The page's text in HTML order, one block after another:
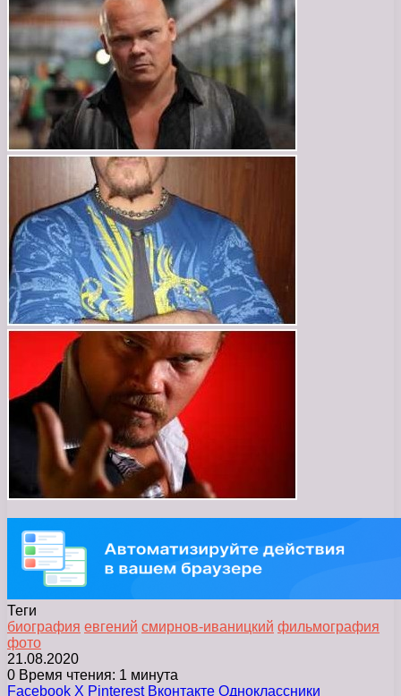
Теги
биография евгений смирнов-иваницкий фильмография
фото
21.08.2020
0 Время чтения: 1 минута
Facebook X Pinterest Вконтакте Одноклассники